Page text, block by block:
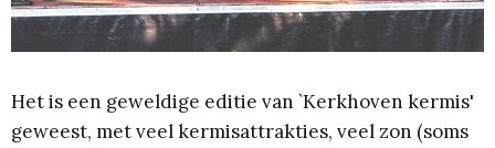
Het is een geweldige editie van `Kerkhoven kermis'
geweest, met veel kermisattrakties, veel zon (soms